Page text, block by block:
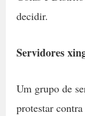
decidir.
Servidores
Um grupo de
protestar